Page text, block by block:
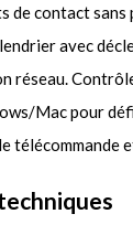
de contact
avec
réseau.
Mac pour
télécommande